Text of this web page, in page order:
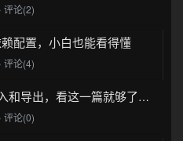
评论(2)
配置，小白也能看得懂
评论(4)
Java实现Excel导入和导出，看这一篇就够了(珍藏版)
评论(0)